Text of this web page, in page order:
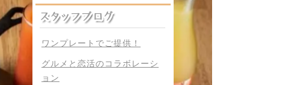
ワンプレートでご提供！
グルメと恋活のコラボレーシ
ョン